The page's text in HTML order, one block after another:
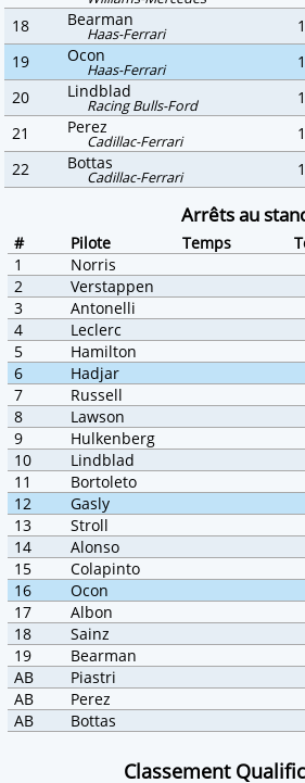
18
Bearman
Haas-Ferrari
19
Ocon
Haas-Ferrari
20
Lindblad
Racing Bulls-Ford
21
Perez
Cadillac-Ferrari
22
Bottas
Cadillac-Ferrari
Arrêts au
# Pilote Temps
1
Norris
2
Verstappen
3
Antonelli
4
Leclerc
5
Hamilton
6
Hadjar
7
Russell
8
Lawson
9
Hulkenberg
10
Lindblad
11
Bortoleto
12
Gasly
13
Stroll
14
Alonso
15
Colapinto
16
Ocon
17
Albon
18
Sainz
19
Bearman
AB
Piastri
AB
Perez
AB
Bottas
Classement